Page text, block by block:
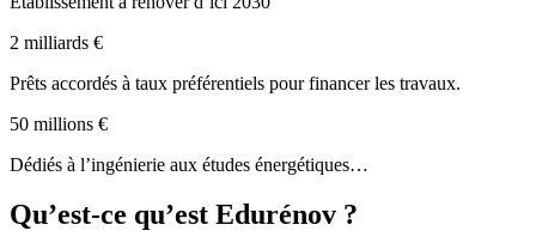
2 milliards €
Prêts accordés à taux préférentiels pour financer les travaux.
50 millions €
Dédiés à l’ingénierie aux études énergétiques…
Qu’est-ce qu’est Edurénov ?